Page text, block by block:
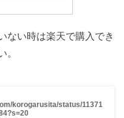
ない時は楽天で購入でき
。
korogarusita/status/11371